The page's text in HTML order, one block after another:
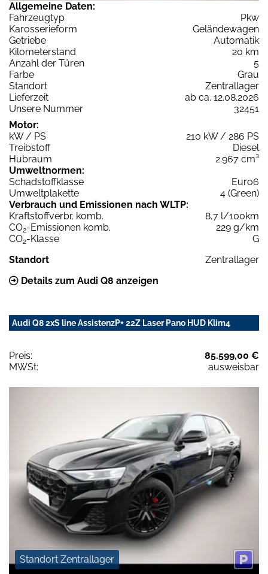
Allgemeine Daten:
Fahrzeugtyp
Pkw
Karosserieform
Geländewagen
Getriebe
Automatik
Kilometerstand
20 km
Anzahl der Türen
5
Farbe
Grau
Standort
Zentrallager
Lieferzeit
ab ca. 12.08.2026
Unsere Nummer
32451
Motor:
kW / PS
210 kW / 286 PS
Treibstoff
Diesel
Hubraum
2.967 cm³
Umweltnormen:
Schadstoffklasse
Euro6
Umweltplakette
4 (Green)
Verbrauch und Emissionen nach WLTP:
Kraftstoffverbr. komb.
8,7 l/100km
CO2-Emissionen komb.
229 g/km
CO2-Klasse
G
Standort
Zentrallager
Details zum Audi Q8 anzeigen
Audi Q8 2xS line AssistenzP+ 22Z Laser Pano HUD Klim4
Preis:
85.599,00 €
MWSt:
ausweisbar
Standort Zentrallager